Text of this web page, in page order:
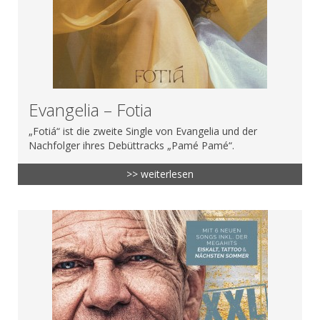
Evangelia – Fotia
„Fotiá“ ist die zweite Single von Evangelia und der
Nachfolger ihres Debüttracks „Pamé Pamé“.
>> weiterlesen